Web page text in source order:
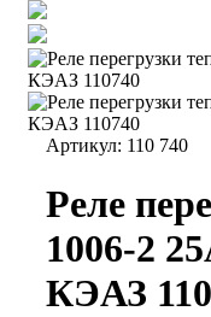
Артикул: 110 740
Реле
1006-2
КЭАЗ